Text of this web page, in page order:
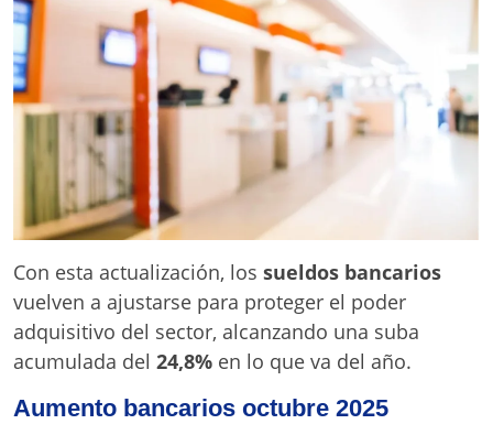
Con esta actualización, los sueldos bancarios
vuelven a ajustarse para proteger el poder
adquisitivo del sector, alcanzando una suba
acumulada del 24,8% en lo que va del año.
Aumento bancarios octubre 2025